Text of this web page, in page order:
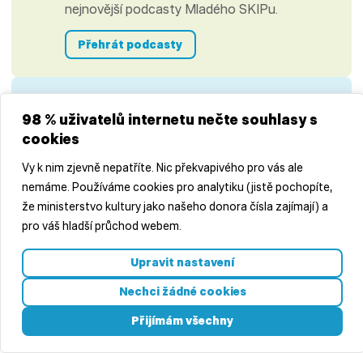
98 % uživatelů internetu nečte souhlasy s
cookies
Vy k nim zjevně nepatříte. Nic překvapivého pro vás ale
nemáme. Používáme cookies pro analytiku (jistě pochopíte,
že ministerstvo kultury jako našeho donora čísla zajímají) a
pro váš hladší průchod webem.
Upravit nastavení
Nechci žádné cookies
Přijímám všechny
nejnovější podcasty Mladého SKIPu.
Přehrát podcasty
Nové knihovny: podívejte se na fotogalerie.
Knihovny v novém
Středočeská vědecká knihovna v Kladně
redakce@casopisctenar.cz
Články
Pro autory